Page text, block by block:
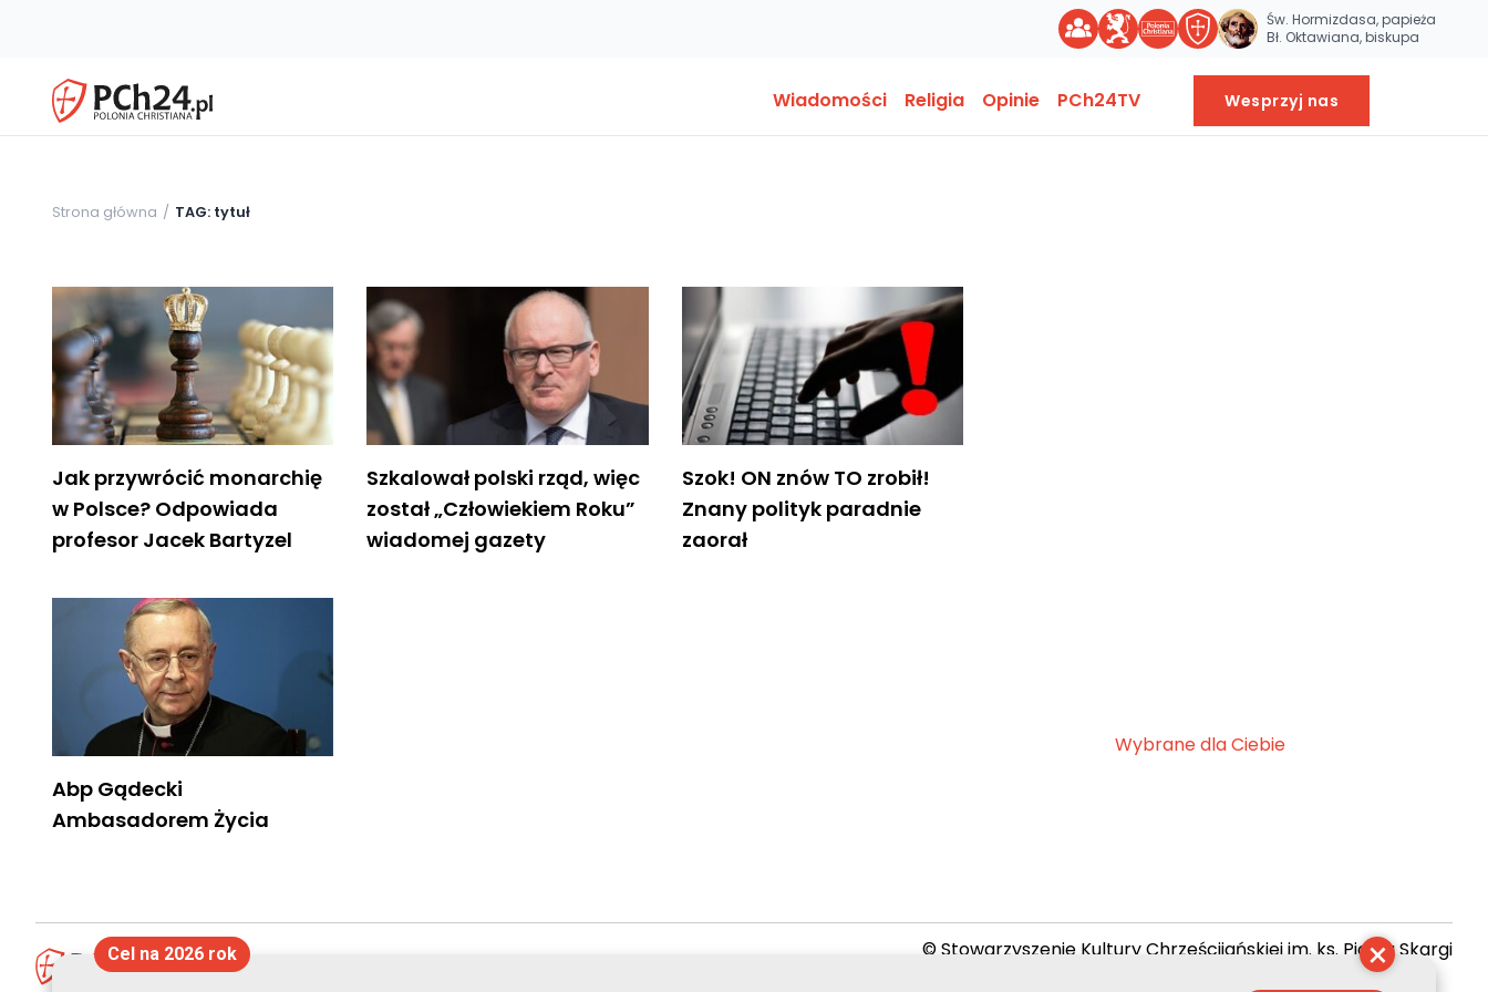
Św. Hormizdasa, papieża
Bł. Oktawiana, biskupa
Wiadomości Religia Opinie PCh24TV Wesprzyj nas
Strona główna TAG: tytuł
Jak przywrócić monarchię
w Polsce? Odpowiada
profesor Jacek Bartyzel
Szkalował polski rząd, więc
został „Człowiekiem Roku”
wiadomej gazety
Szok! ON znów TO zrobił!
Znany polityk paradnie
zaorał
Abp Gądecki
Ambasadorem Życia
Wybrane dla Ciebie
© Stowarzyszenie Kultury Chrześcijańskiej im. ks. Piotra Skargi
×
Cel na 2026 rok